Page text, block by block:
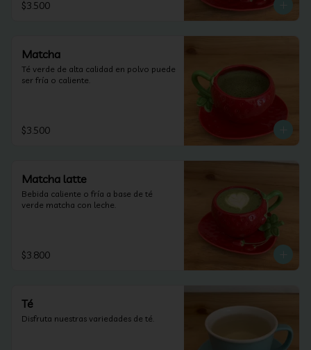
$3.500
Matcha
Té verde de alta calidad en polvo puede
ser fría o caliente.
$3.500
Matcha latte
Bebida caliente o fría a base de té
verde matcha con leche.
$3.800
Té
Disfruta nuestras variedades de té.